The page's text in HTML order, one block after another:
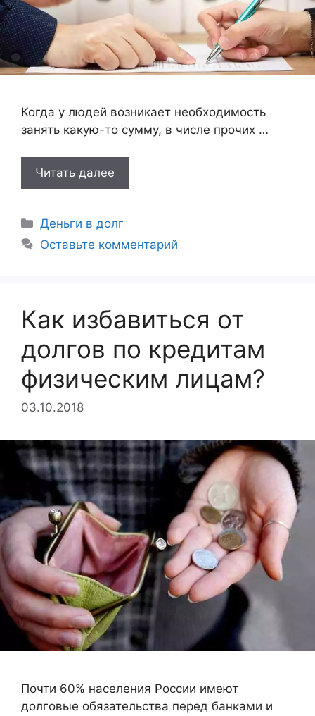
Когда у людей возникает необходимость
занять какую-то сумму, в числе прочих …
Читать далее
Рубрики
Деньги в долг
Оставьте комментарий
Как избавиться от
долгов по кредитам
физическим лицам?
03.10.2018
Почти 60% населения России имеют
долговые обязательства перед банками и